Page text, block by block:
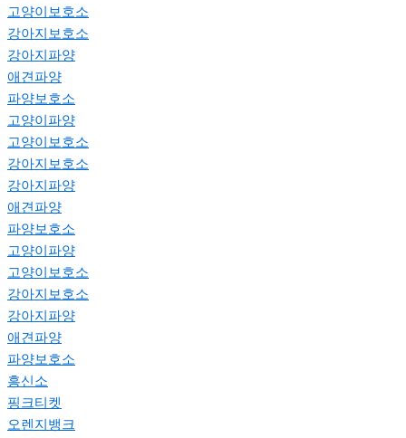
고양이보호소
강아지보호소
강아지파양
애견파양
파양보호소
고양이파양
고양이보호소
강아지보호소
강아지파양
애견파양
파양보호소
고양이파양
고양이보호소
강아지보호소
강아지파양
애견파양
파양보호소
흥신소
핑크티켓
오렌지뱅크